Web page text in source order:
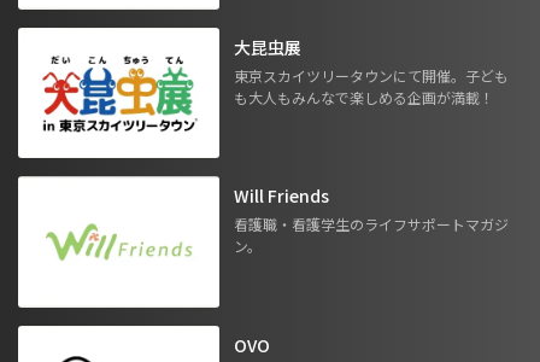
大昆虫展
東京スカイツリータウンにて開催。子ども
も大人もみんなで楽しめる企画が満載！
Will Friends
看護職・看護学生のライフサポートマガジ
ン。
OVO